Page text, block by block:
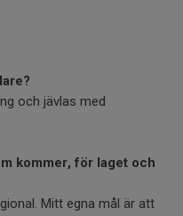
och jävlas med
kommer, för laget och
Mitt egna mål är att